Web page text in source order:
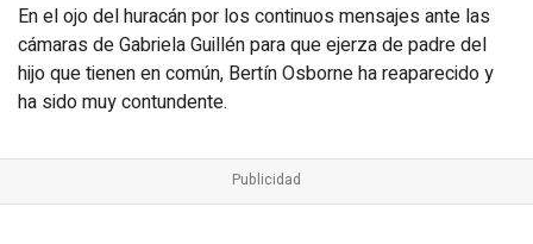
En el ojo del huracán por los continuos mensajes ante las
cámaras de Gabriela Guillén para que ejerza de padre del
hijo que tienen en común, Bertín Osborne ha reaparecido y
ha sido muy contundente.